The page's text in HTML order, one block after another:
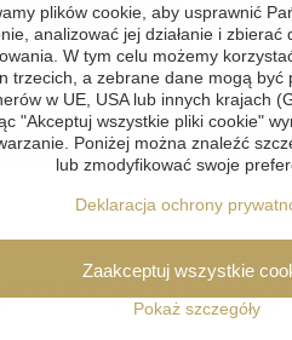
plików cookie, aby usprawnić
analizować jej działanie i zbierać
W tym celu możemy
trzecich, a zebrane dane mogą być
w UE, USA lub innych krajach
"Akceptuj wszystkie pliki cookie"
Poniżej można znaleźć
lub zmodyfikować swoje
Deklaracja ochrony
Pokaż szczegóły
Zaakceptuj wszystkie